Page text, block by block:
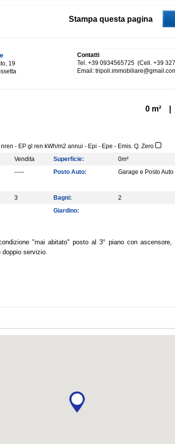
Stampa questa pagina
19
Contatti
Tel. +39 0934565725 (Cell. +39
Email:
0 m² |
- EP gl ren kWh/m2 annui - Epi - Epe - Emis. Q. Zero
Vendita Superficie:
0m²
----- Posto Auto: Garage e Posto Auto
3 Bagni:
2
Giardino:
"mai abitato" posto al 3° piano con ascensore,
doppio servizio.